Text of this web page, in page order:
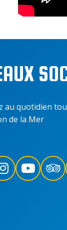
au quotidien
de la Mer